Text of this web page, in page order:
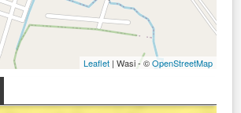
Leaflet | Wasi - ©OpenStreetMap